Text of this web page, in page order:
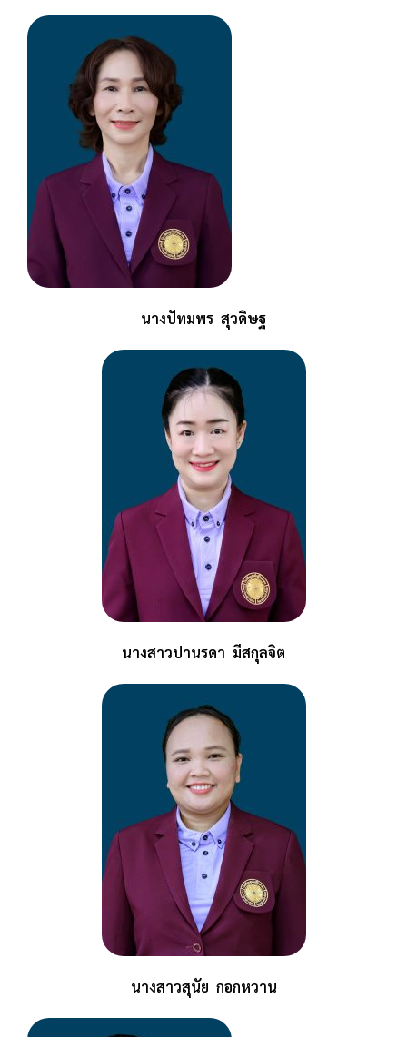
นางปัทมพร สุวดิษฐ
นางสาวปานรดา มีสกุลจิต
นางสาวสุนัย กอกหวาน